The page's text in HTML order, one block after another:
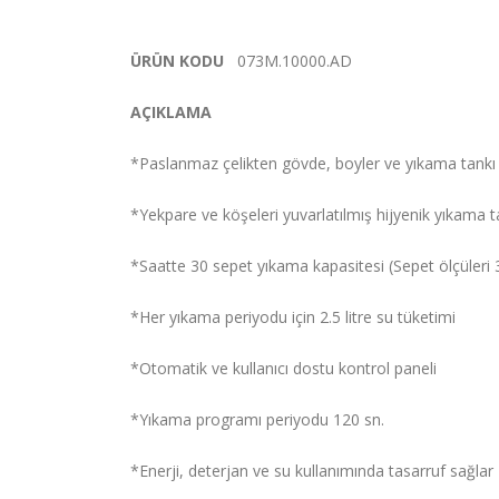
ÜRÜN KODU 073M.10000.AD
AÇIKLAMA
*Paslanmaz çelikten gövde, boyler ve yıkama tankı
*Yekpare ve köşeleri yuvarlatılmış hijyenik yıkama
*Saatte 30 sepet yıkama kapasitesi (Sepet ölçüleri
*Her yıkama periyodu için 2.5 litre su tüketimi
*Otomatik ve kullanıcı dostu kontrol paneli
*Yıkama programı periyodu 120 sn.
*Enerji, deterjan ve su kullanımında tasarruf sağlar